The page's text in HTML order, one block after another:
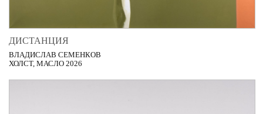
ДИСТАНЦИЯ
ВЛАДИСЛАВ СЕМЕНКОВ
ХОЛСТ, МАСЛО 2026